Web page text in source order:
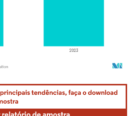
O reuso requer atribuição conforme CC BY 4.0.